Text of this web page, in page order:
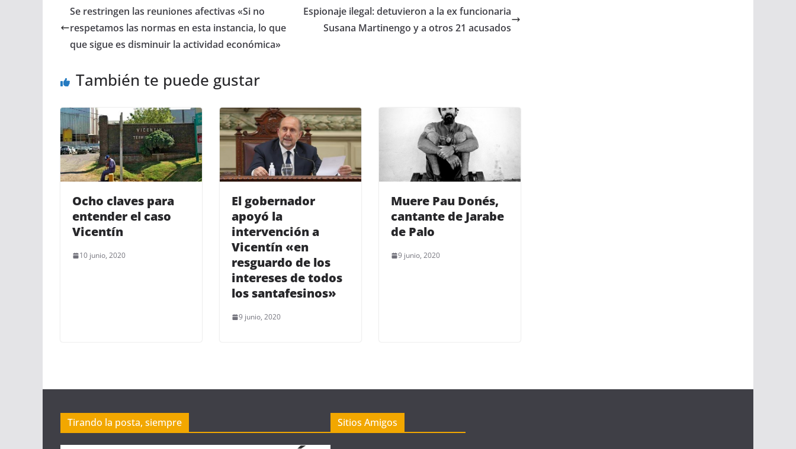
Se restringen las reuniones afectivas «Si no
respetamos las normas en esta instancia, lo que
que sigue es disminuir la actividad económica»
Espionaje ilegal: detuvieron a la ex funcionaria
Susana Martinengo y a otros 21 acusados
También te puede gustar
Ocho claves para
entender el caso
Vicentín
10 junio, 2020
El gobernador
apoyó la
intervención a
Vicentín «en
resguardo de los
intereses de todos
los santafesinos»
9 junio, 2020
Muere Pau Donés,
cantante de Jarabe
de Palo
9 junio, 2020
Tirando la posta, siempre Sitios Amigos